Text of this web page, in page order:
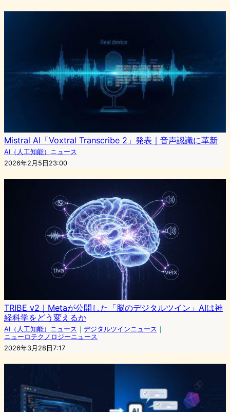
Mistral AI「Voxtral Transcribe 2」発表｜音声認識に革新
AI（人工知能）ニュース
2026年2月5日23:00
TRIBE v2｜Metaが公開した「脳のデジタルツイン」AIは神
経科学をどう変えるか
AI（人工知能）ニュース ｜ デジタルツインニュース ｜
ニューロテクノロジーニュース
2026年3月28日7:17